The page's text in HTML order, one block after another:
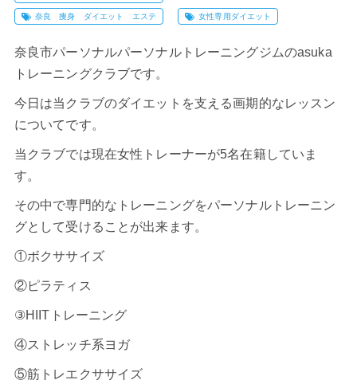
奈良 痩身 ダイエット エステ 女性専用ダイエット
奈良市パーソナルパーソナルトレーニングジムのasuka
トレーニングクラブです。
今日は当クラブのダイエット を支える画期的なレッスン
についてです。
当クラブでは現在女性トレーナーが5名在籍していま
す。
その中で専門的なトレーニングをパーソナルトレーニン
グとして受けることが出来ます。
①ボクササイズ
②ピラティス
③HIITトレーニング
④ストレッチ系ヨガ
⑤筋トレエクササイズ